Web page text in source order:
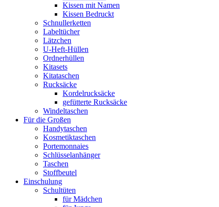
Kissen mit Namen
Kissen Bedruckt
Schnullerketten
Labeltücher
Lätzchen
U-Heft-Hüllen
Ordnerhüllen
Kitasets
Kitataschen
Rucksäcke
Kordelrucksäcke
gefütterte Rucksäcke
Windeltaschen
Für die Großen
Handytaschen
Kosmetiktaschen
Portemonnaies
Schlüsselanhänger
Taschen
Stoffbeutel
Einschulung
Schultüten
für Mädchen